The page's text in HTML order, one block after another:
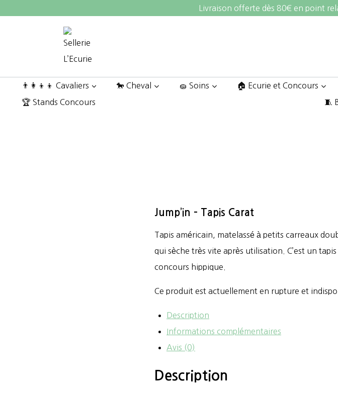
Livraison offerte dès 80€ en point
👨‍👩‍👦‍👦 Cavaliers 🐎 Cheval 🧽 Soins 🏠 Ecurie et Concours
🏆 Stands Concours 🧵
Jump’in – Tapis Carat
Tapis américain, matelassé à petits carreaux
qui sèche très vite après utilisation. C’est un
concours hippique.
Ce produit est actuellement en rupture et
Description
Informations complémentaires
Avis (0)
Description